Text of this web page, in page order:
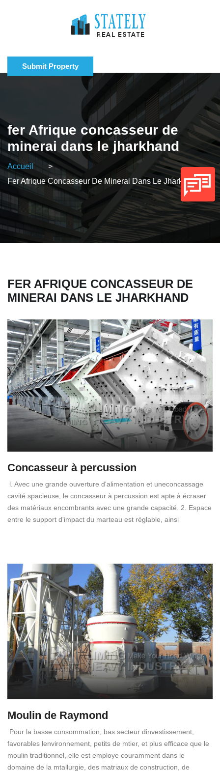
Submit Property
fer Afrique concasseur de
minerai dans le jharkhand
Accueil
>
Fer Afrique Concasseur De Minerai Dans Le Jharkhand
FER AFRIQUE CONCASSEUR DE
MINERAI DANS LE JHARKHAND
Concasseur à percussion
l. Avec une grande ouverture d'alimentation et uneconcassage
cavité spacieuse, le concasseur à percussion est apte à écraser
des matériaux encombrants avec une grande capacité. 2. Espace
entre le support d'impact du marteau est réglable, ainsi
Moulin de Raymond
Pour la basse consommation, bas secteur dinvestissement,
favorables lenvironnement, petits de mtier, et plus efficace que le
moulin traditionnel, elle est employe couramment dans le
domaine de la mtallurgie, des matriaux de construction, de